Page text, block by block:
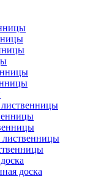
лиственницы
лиственницы
доска